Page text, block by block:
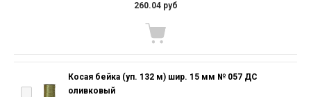
260.04 руб
Косая бейка (уп. 132 м) шир. 15 мм № 057 ДС
оливковый